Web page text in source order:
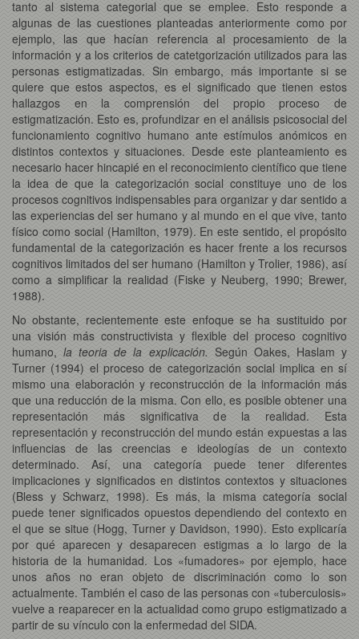
tanto al sistema categorial que se emplee. Esto responde a
algunas de las cuestiones planteadas anteriormente como por
ejemplo, las que hacían referencia al procesamiento de la
información y a los criterios de catetgorización utilizados para las
personas estigmatizadas. Sin embargo, más importante si se
quiere que estos aspectos, es el significado que tienen estos
hallazgos en la comprensión del propio proceso de
estigmatización. Esto es, profundizar en el análisis psicosocial del
funcionamiento cognitivo humano ante estímulos anómicos en
distintos contextos y situaciones. Desde este planteamiento es
necesario hacer hincapié en el reconocimiento científico que tiene
la idea de que la categorización social constituye uno de los
procesos cognitivos indispensables para organizar y dar sentido a
las experiencias del ser humano y al mundo en el que vive, tanto
físico como social (Hamilton, 1979). En este sentido, el propósito
fundamental de la categorización es hacer frente a los recursos
cognitivos limitados del ser humano (Hamilton y Trolier, 1986), así
como a simplificar la realidad (Fiske y Neuberg, 1990; Brewer,
1988).
No obstante, recientemente este enfoque se ha sustituido por
una visión más constructivista y flexible del proceso cognitivo
humano,la teoria de la explicación. Según Oakes, Haslam y
Turner (1994) el proceso de categorización social implica en sí
mismo una elaboración y reconstrucción de la información más
que una reducción de la misma. Con ello, es posible obtener una
representación más significativa de la realidad. Esta
representación y reconstrucción del mundo están expuestas a las
influencias de las creencias e ideologías de un contexto
determinado. Así, una categoría puede tener diferentes
implicaciones y significados en distintos contextos y situaciones
(Bless y Schwarz, 1998). Es más, la misma categoría social
puede tener significados opuestos dependiendo del contexto en
el que se situe (Hogg, Turner y Davidson, 1990). Esto explicaría
por qué aparecen y desaparecen estigmas a lo largo de la
historia de la humanidad. Los «fumadores» por ejemplo, hace
unos años no eran objeto de discriminación como lo son
actualmente. También el caso de las personas con «tuberculosis»
vuelve a reaparecer en la actualidad como grupo estigmatizado a
partir de su vínculo con la enfermedad del SIDA.